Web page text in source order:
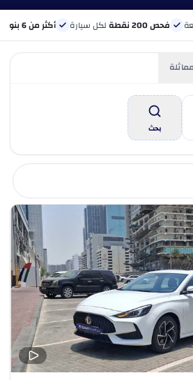
فحص 200 نقطة لكل سيارة أكثر من 6 بنوك
بحث